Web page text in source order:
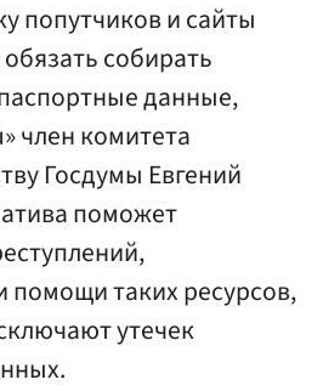
попутчиков и сайты
собирать
данные,
член комитета
Госдумы Евгений
поможет
таких ресурсов,
утечек